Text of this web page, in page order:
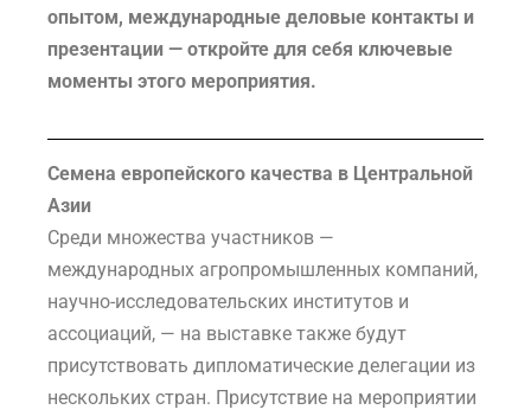
опытом, международные деловые контакты и
презентации — откройте для себя ключевые
моменты этого мероприятия.
Семена европейского качества в Центральной
Азии
Среди множества участников —
международных агропромышленных компаний,
научно-исследовательских институтов и
ассоциаций, — на выставке также будут
присутствовать дипломатические делегации из
нескольких стран. Присутствие на мероприятии